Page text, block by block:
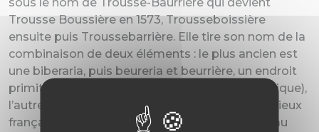
Trousse Boussière en 1573, Trousseboissière
ensuite puis Troussebarrière. Elle tire son nom de la
combinaison de deux éléments : le plus ancien est
une biberaria, puis beureria et beurrière, un endroit
primitivement peuplé de castors (biber en celtique),
l’autre postérieur, une troche, puis trousse, en vieux
français bouquet ou ensemble d’arbres. Donc au